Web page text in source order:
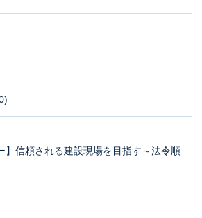
】信頼される建設現場を目指す～法令順